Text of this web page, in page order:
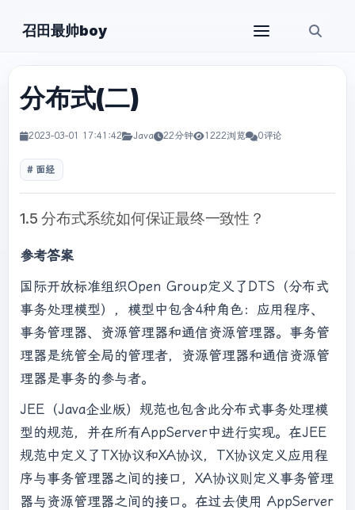
召田最帅boy
分布式(二)
2023-03-01 17:41:42 Java 22分钟 1222浏览 0评论
面经
1.5 分布式系统如何保证最终一致性？
参考答案
国际开放标准组织Open Group定义了DTS（分布式
事务处理模型），模型中包含4种角色：应用程序、
事务管理器、资源管理器和通信资源管理器。事务管
理器是统管全局的管理者，资源管理器和通信资源管
理器是事务的参与者。
JEE（Java企业版）规范也包含此分布式事务处理模
型的规范，并在所有AppServer中进行实现。在JEE
规范中定义了TX协议和XA协议，TX协议定义应用程
序与事务管理器之间的接口，XA协议则定义事务管理
器与资源管理器之间的接口。在过去使用 AppServer